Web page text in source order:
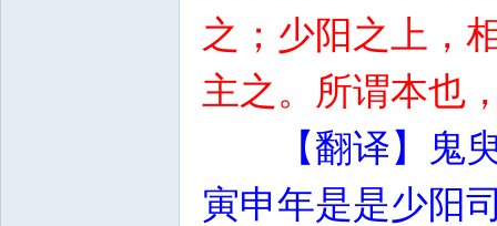
之；少阳之上，
主之。所谓本也
【翻译】鬼
寅申年是是少阳